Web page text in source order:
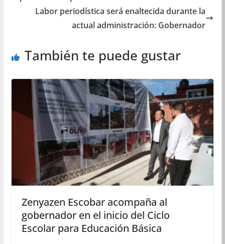
Labor periodística será enaltecida durante la
actual administración: Gobernador
También te puede gustar
Zenyazen Escobar acompaña al
gobernador en el inicio del Ciclo
Escolar para Educación Básica